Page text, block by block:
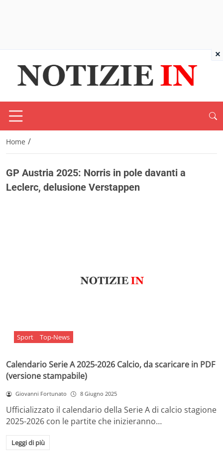
Home /
GP Austria 2025: Norris in pole davanti a
Leclerc, delusione Verstappen
Sport Top-News
Calendario Serie A 2025-2026 Calcio, da scaricare in PDF
(versione stampabile)
Giovanni Fortunato 8 Giugno 2025
Ufficializzato il calendario della Serie A di calcio stagione
2025-2026 con le partite che inizieranno…
Leggi di più
×